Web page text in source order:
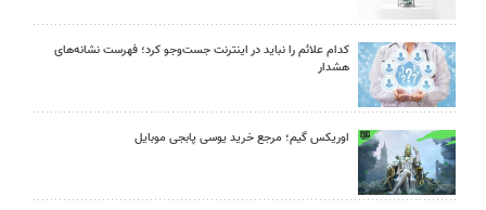
کدام علائم را نباید در اینترنت جست‌وجو کرد؛ فهرست نشانه‌های
هشدار
اوریکس گیم؛ مرجع خرید یوسی پابجی موبایل